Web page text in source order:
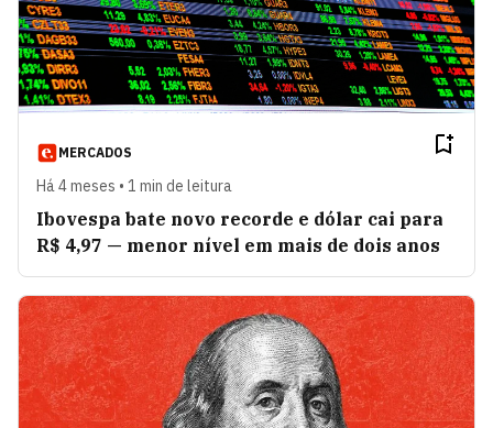
MERCADOS
Há 4 meses • 1 min de leitura
Ibovespa bate novo recorde e dólar cai para
R$ 4,97 — menor nível em mais de dois anos